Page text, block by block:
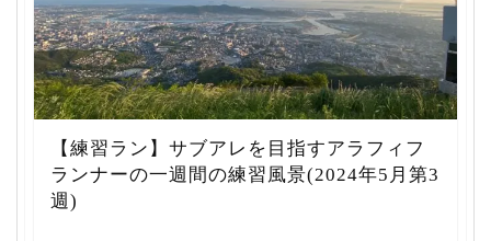
【練習ラン】サブアレを目指すアラフィフ
ランナーの一週間の練習風景(2024年5月第3
週)